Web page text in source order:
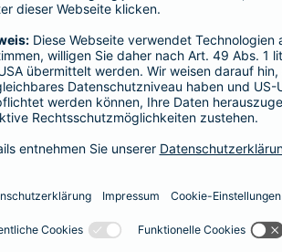
Alle
bis 2.500 EUR/
OP
enthalten